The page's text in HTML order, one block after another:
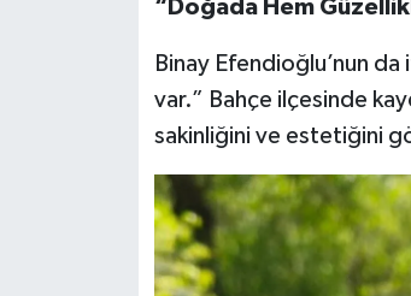
“Doğada Hem
Binay Efendioğlu’nun
var.” Bahçe ilçesinde
sakinliğini ve estetiğini